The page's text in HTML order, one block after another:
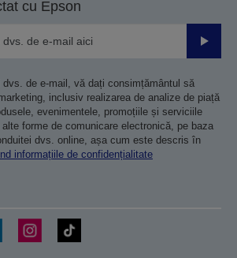
cu Epson
dvs. de e-mail, vă dați consimțământul să
inclusiv realizarea de analize de piață
evenimentele, promoțiile și serviciile
forme de comunicare electronică, pe baza
dvs. online, așa cum este descris în
informațiile de confidențialitate